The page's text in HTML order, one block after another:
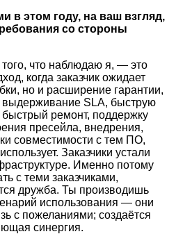
в этом году, на ваш взгляд,
со стороны
того, что наблюдаю я, — это
когда заказчик ожидает
но и расширение гарантии,
выдерживание SLA, быструю
ремонт, поддержку
пресейла, внедрения,
совместимости с тем ПО,
Заказчики устали
Именно потому
с теми заказчиками,
дружба. Ты производишь
использования — они
с пожеланиями; создаётся
синергия.